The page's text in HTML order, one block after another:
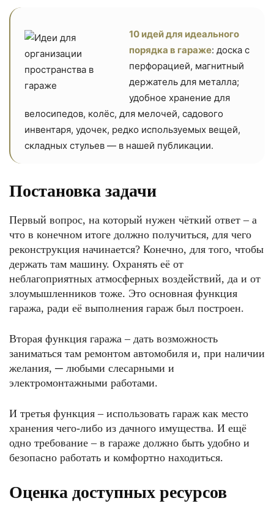
10 идей для идеального
порядка в гараже: доска с
перфорацией, магнитный
держатель для металла;
удобное хранение для
велосипедов, колёс, для мелочей, садового
инвентаря, удочек, редко используемых вещей,
складных стульев — в нашей публикации.
Постановка задачи
Первый вопрос, на который нужен чёткий ответ – а
что в конечном итоге должно получиться, для чего
реконструкция начинается? Конечно, для того, чтобы
держать там машину. Охранять её от
неблагоприятных атмосферных воздействий, да и от
злоумышленников тоже. Это основная функция
гаража, ради её выполнения гараж был построен.
Вторая функция гаража – дать возможность
заниматься там ремонтом автомобиля и, при наличии
желания, ─ любыми слесарными и
электромонтажными работами.
И третья функция – использовать гараж как место
хранения чего-либо из дачного имущества. И ещё
одно требование – в гараже должно быть удобно и
безопасно работать и комфортно находиться.
Оценка доступных ресурсов